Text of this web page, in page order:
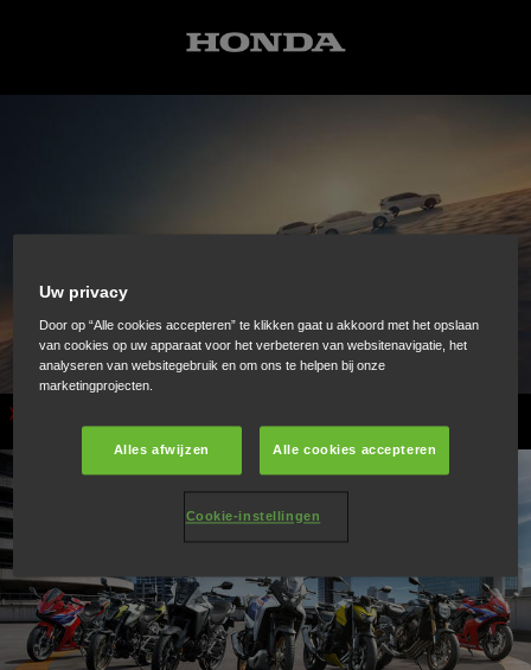
Uw privacy
Door op “Alle cookies accepteren” te klikken gaat u akkoord met het opslaan
van cookies op uw apparaat voor het verbeteren van websitenavigatie, het
analyseren van websitegebruik en om ons te helpen bij onze
marketingprojecten.
Alles afwijzen Alle cookies accepteren
Cookie-instellingen